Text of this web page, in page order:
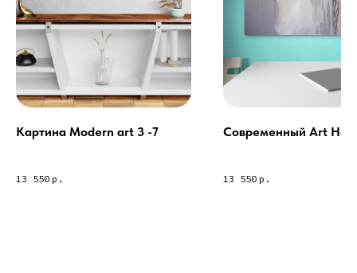
Картина Modern art 3 -7
13 550 р.
Современный Art
13 550 р.
Из-за большого количества
спама предпочитаем общение
через мессенджеры. Главный
канал — Max Напишите нам, и
мы оперативно ответим.
ridsloft@gmail.com
+7 958 581 3200